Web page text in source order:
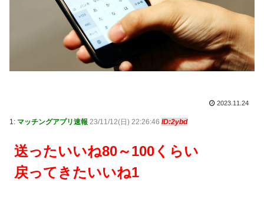
2023.11.24
1: マッチングアプリ速報 23/11/12(日) 22:26:46 ID:2ybd
送ったいいね80～100くらい
戻ってきたいいね1